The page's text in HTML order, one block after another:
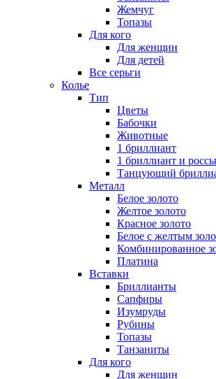
Жемчуг
Топазы
Для кого
Для женщин
Для детей
Все серьги
Колье
Тип
Цветы
Бабочки
Животные
1 бриллиант
1 бриллиант и
Танцующий
Металл
Белое золото
Желтое золото
Красное золото
Белое с желтым
Комбинированное
Платина
Вставки
Бриллианты
Сапфиры
Изумруды
Рубины
Топазы
Танзаниты
Для кого
Для женщин